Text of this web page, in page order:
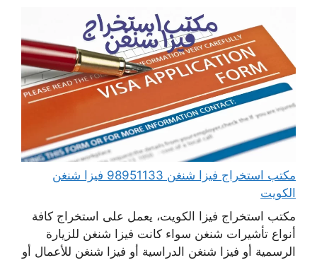
مكتب استخراج فيزا شنغن 98951133 فيزا شنغن
الكويت
مكتب استخراج فيزا الكويت، يعمل على استخراج كافة
أنواع تأشيرات شنغن سواء كانت فيزا شنغن للزيارة
الرسمية أو فيزا شنغن الدراسية أو فيزا شنغن للأعمال أو